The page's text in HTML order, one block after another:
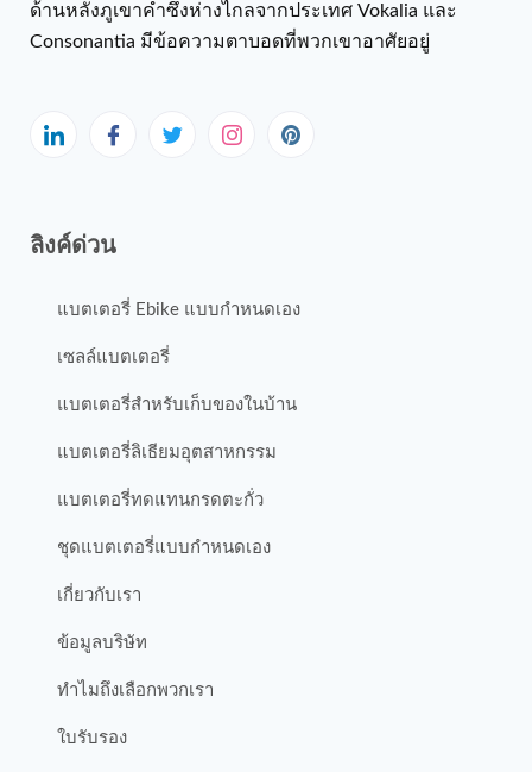
ด้านหลังภูเขาคำซึ่งห่างไกลจากประเทศ Vokalia และ
Consonantia มีข้อความตาบอดที่พวกเขาอาศัยอยู่
ลิงค์ด่วน
แบตเตอรี่ Ebike แบบกำหนดเอง
เซลล์แบตเตอรี่
แบตเตอรี่สำหรับเก็บของในบ้าน
แบตเตอรี่ลิเธียมอุตสาหกรรม
แบตเตอรี่ทดแทนกรดตะกั่ว
ชุดแบตเตอรี่แบบกำหนดเอง
เกี่ยวกับเรา
ข้อมูลบริษัท
ทำไมถึงเลือกพวกเรา
ใบรับรอง